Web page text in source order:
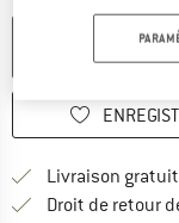
Livraison
Droit de retour